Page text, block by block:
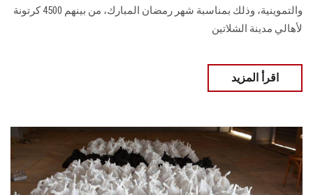
والتموينية، وذلك بمناسبة شهر رمضان المبارك، من بينهم 4500 كرتونة
لأهالي مدينة الشلاتين
اقرأ المزيد